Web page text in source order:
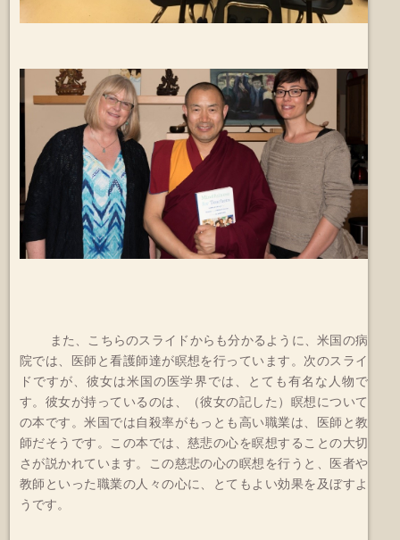
また、こちらのスライドからも分かるように、米国の病
院では、医師と看護師達が瞑想を行っています。次のスライ
ドですが、彼女は米国の医学界では、とても有名な人物で
す。彼女が持っているのは、（彼女の記した）瞑想について
の本です。米国では自殺率がもっとも高い職業は、医師と教
師だそうです。この本では、慈悲の心を瞑想することの大切
さが説かれています。この慈悲の心の瞑想を行うと、医者や
教師といった職業の人々の心に、とてもよい効果を及ぼすよ
うです。